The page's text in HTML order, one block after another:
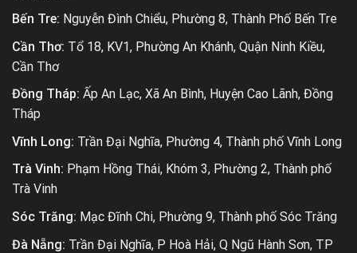
Bến Tre: Nguyễn Đình Chiểu, Phường 8, Thành Phố Bến Tre
Cần Thơ: Tổ 18, KV1, Phường An Khánh, Quận Ninh Kiều,
Cần Thơ
Đồng Tháp: Ấp An Lạc, Xã An Bình, Huyện Cao Lãnh, Đồng
Tháp
Vĩnh Long: Trần Đại Nghĩa, Phường 4, Thành phố Vĩnh Long
Trà Vinh: Phạm Hồng Thái, Khóm 3, Phường 2, Thành phố
Trà Vinh
Sóc Trăng: Mạc Đĩnh Chi, Phường 9, Thành phố Sóc Trăng
Đà Nẵng: Trần Đại Nghĩa, P Hoà Hải, Q Ngũ Hành Sơn, TP